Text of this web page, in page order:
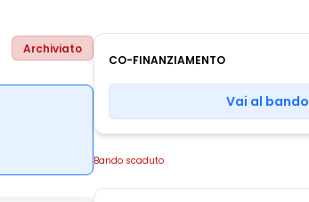
Archiviato
CO-FINANZIAMENTO
Vai al bando
Bando scaduto